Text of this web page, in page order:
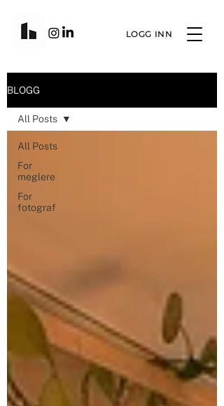
LOGG INN
BLOGG
All Posts
For
meglere
For
fotograf
All Posts